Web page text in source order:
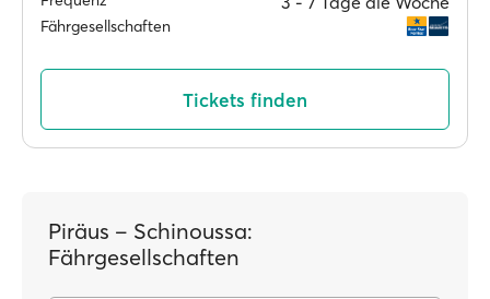
Fährgesellschaften
Tickets finden
Piräus – Schinoussa:
Fährgesellschaften